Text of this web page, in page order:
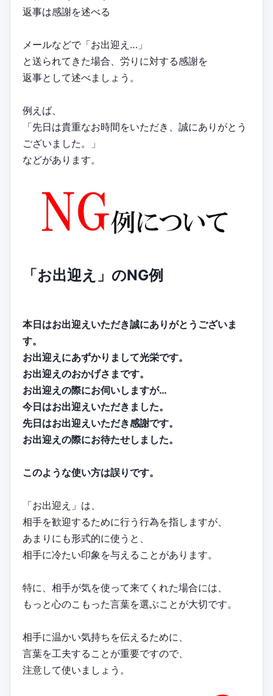
返事は感謝を述べる
メールなどで「お出迎え…」
と送られてきた場合、労りに対する感謝を
返事として述べましょう。
例えば、
「先日は貴重なお時間をいただき、誠にありがとう
ございました。」
などがあります。
「お出迎え」のNG例
本日はお出迎えいただき誠にありがとうございま
す。
お出迎えにあずかりまして光栄です。
お出迎えのおかげさまです。
お出迎えの際にお伺いしますが…
今日はお出迎えいただきました。
先日はお出迎えいただき感謝です。
お出迎えの際にお待たせしました。
このような使い方は誤りです。
「お出迎え」は、
相手を歓迎するために行う行為を指しますが、
あまりにも形式的に使うと、
相手に冷たい印象を与えることがあります。
特に、相手が気を使って来てくれた場合には、
もっと心のこもった言葉を選ぶことが大切です。
相手に温かい気持ちを伝えるために、
言葉を工夫することが重要ですので、
注意して使いましょう。